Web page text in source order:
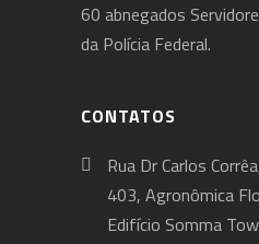
60 abnegados
da Polícia Federal.
CONTATOS
Rua Dr Carlos
403, Agronômica
Edifício Somma